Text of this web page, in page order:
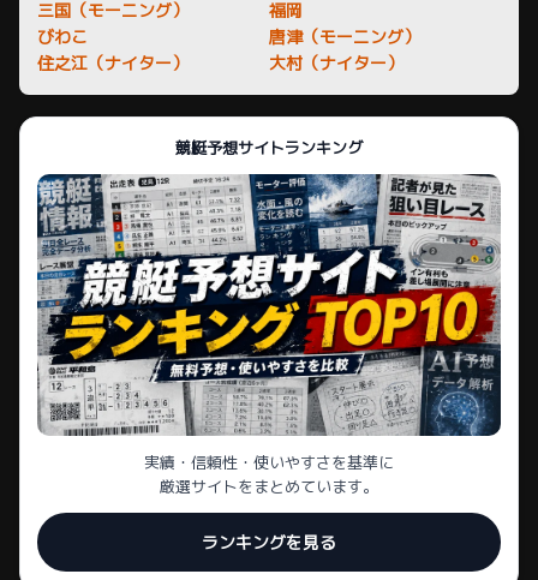
三国（モーニング）
びわこ
住之江（ナイター）
福岡
唐津（モーニング）
大村（ナイター）
競艇予想サイトランキング
実績・信頼性・使いやすさを基準に
厳選サイトをまとめています。
ランキングを見る